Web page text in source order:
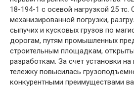
18-194-1 с осевой нагрузкой 25
механизированной погрузки,
сыпучих и кусковых грузов по
дорогам, путям промышленных
строительным площадкам,
разработкам. За счет установки
тележку повысилась
конкурентными преимуществами